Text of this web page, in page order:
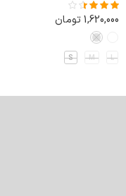
نمره
1,620,000تومان
L
M
S